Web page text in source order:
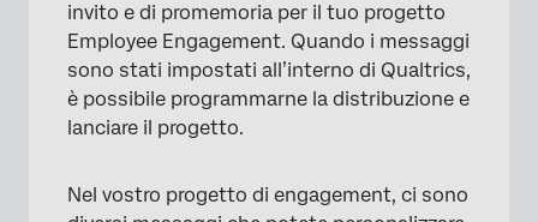
invito e di promemoria per il tuo progetto
Employee Engagement. Quando i messaggi
sono stati impostati all’interno di Qualtrics,
è possibile programmarne la distribuzione e
lanciare il progetto.
Nel vostro progetto di engagement, ci sono